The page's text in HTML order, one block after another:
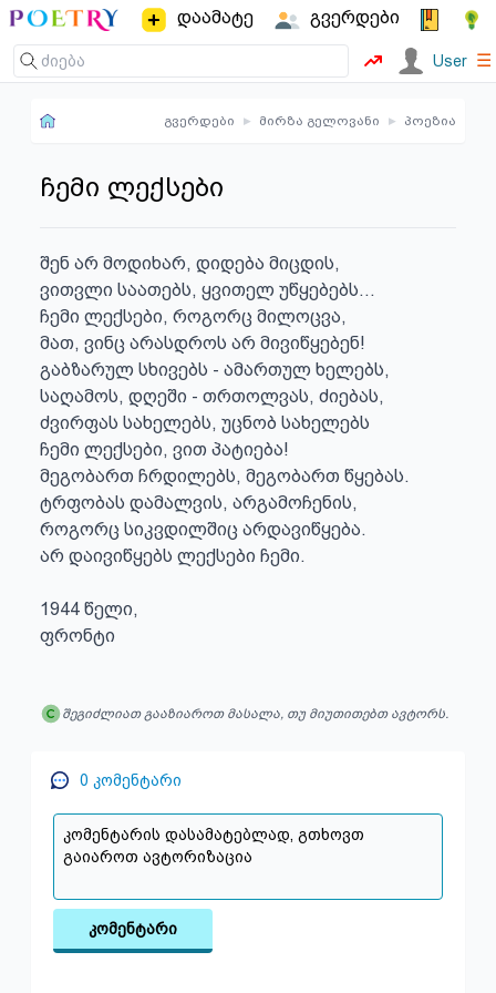
დაამატე გვერდები
User ☰
გვერდები ▸ მირზა გელოვანი ▸ პოეზია
ჩემი ლექსები
შენ არ მოდიხარ, დიდება მიცდის,
ვითვლი საათებს, ყვითელ უწყებებს...
ჩემი ლექსები, როგორც მილოცვა,
მათ, ვინც არასდროს არ მივიწყებენ!
გაბზარულ სხივებს - ამართულ ხელებს,
საღამოს, დღეში - თრთოლვას, ძიებას,
ძვირფას სახელებს, უცნობ სახელებს
ჩემი ლექსები, ვით პატიება!
მეგობართ ჩრდილებს, მეგობართ წყებას.
ტრფობას დამალვის, არგამოჩენის,
როგორც სიკვდილშიც არდავიწყება.
არ დაივიწყებს ლექსები ჩემი.
1944 წელი,
ფრონტი
შეგიძლიათ გააზიაროთ მასალა, თუ მიუთითებთ ავტორს.
0 კომენტარი
კომენტარი